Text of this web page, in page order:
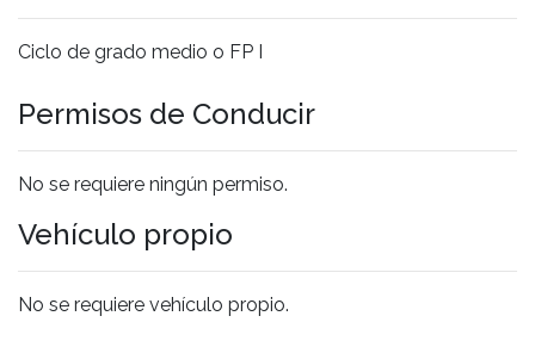
Ciclo de grado medio o FP I
Permisos de Conducir
No se requiere ningún permiso.
Vehículo propio
No se requiere vehículo propio.